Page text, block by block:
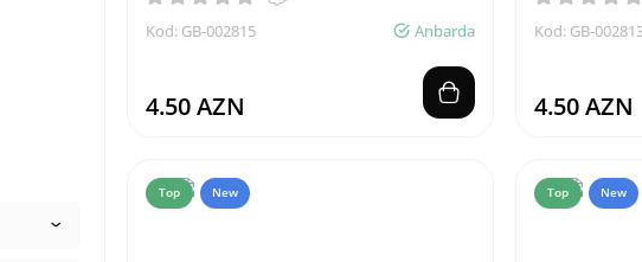
Kod: GB-002815 Anbarda
4.50 AZN
Kod: GB-
4.50 AZN
Top New Top New